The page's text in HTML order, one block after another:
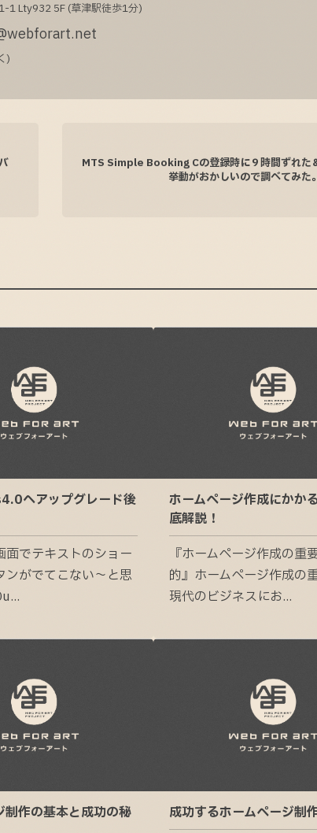
1Lty932 5F (草津駅徒歩1分)
)
MTS Simple Booking Cの登録時に９時間ずれた
挙動がおかしいので調べてみた。
へアップグレード後
面でテキストのショー
ンがでてこない～と思
ホームページ作成にかか
底解説！
『ホームページ作成の重
的』ホームページ作成の
現代のビジネスにお...
制作の基本と成功の秘
成功するホームページ制